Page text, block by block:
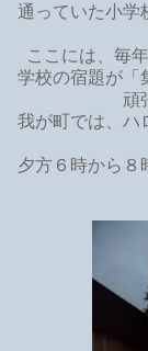
通っていた小学
ここには、毎
学校の宿題が「
頑
我が町では、ハ
夕方６時から８